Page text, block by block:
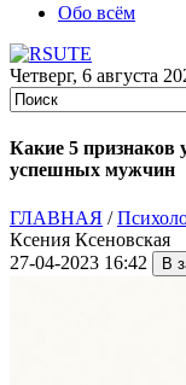
Обо всём
Четверг, 6 августа
Какие 5
успешных мужчин
ГЛАВНАЯ /
Ксения Ксеновская
27-04-2023 16:42